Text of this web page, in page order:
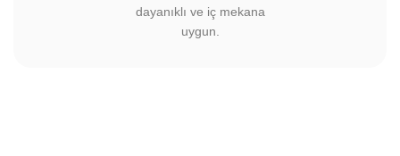
dayanıklı ve iç mekana
uygun.